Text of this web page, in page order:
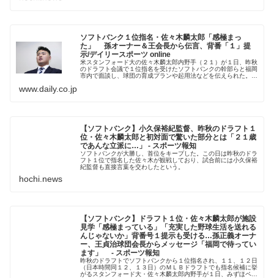
ソフトバンク１位指名・佐々木麟太郎「感極まっ
た」 孫オーナー＆王会長から伝言、背番「１」提
示/デイリースポーツ online
米スタンフォード大の佐々木麟太郎内野手（２１）が１日、昨秋
のドラフト会議で１位指名を受けたソフトバンクの幹部らと福岡
市内で面談し、球団の育成プランや起用法などを伝えられた。背
www.daily.co.jp
【ソフトバンク】小久保裕紀監督、昨秋のドラフト１
位・佐々木麟太郎と初対面で驚いた部分とは「２１歳
であんな立派に…」 - スポーツ報知
ソフトバンクが大勝し、首位をキープした。この日は昨秋のドラ
フト１位で指名した佐々木が観戦しており、試合前には小久保裕
紀監督も直接言葉を交わしたという。
hochi.news
【ソフトバンク】ドラフト１位・佐々木麟太郎が施設
見学「感極まっている」「充実した野球生活を送れる
んじゃないか」背番号１提示も受ける…孫正義オーナ
ー、王貞治球団会長からメッセージ「福岡で待ってい
ます」 - スポーツ報知
昨秋のドラフトでソフトバンクから１位指名され、１１、１２日
（日本時間同１２、１３日）のＭＬＢドラフトでも指名候補に挙
がるスタンフォード大・佐々木麟太郎内野手が１日、みずほペイ